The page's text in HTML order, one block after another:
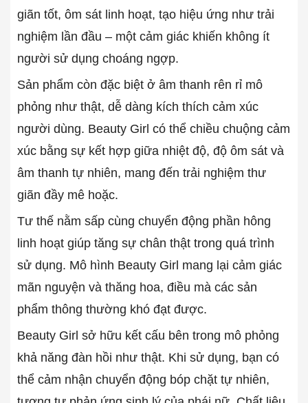
giãn tốt, ôm sát linh hoạt, tạo hiệu ứng như trải
nghiệm lần đầu – một cảm giác khiến không ít
người sử dụng choáng ngợp.
Sản phẩm còn đặc biệt ở âm thanh rên rỉ mô
phỏng như thật, dễ dàng kích thích cảm xúc
người dùng. Beauty Girl có thể chiều chuộng cảm
xúc bằng sự kết hợp giữa nhiệt độ, độ ôm sát và
âm thanh tự nhiên, mang đến trải nghiệm thư
giãn đầy mê hoặc.
Tư thế nằm sấp cùng chuyển động phần hông
linh hoạt giúp tăng sự chân thật trong quá trình
sử dụng. Mô hình Beauty Girl mang lại cảm giác
mãn nguyện và thăng hoa, điều mà các sản
phẩm thông thường khó đạt được.
Beauty Girl sở hữu kết cấu bên trong mô phỏng
khả năng đàn hồi như thật. Khi sử dụng, bạn có
thể cảm nhận chuyển động bóp chặt tự nhiên,